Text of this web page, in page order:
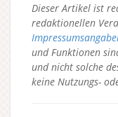
Dieser Artikel ist
redaktionellen
und Funktionen
und nicht solche
keine Nutzungs-